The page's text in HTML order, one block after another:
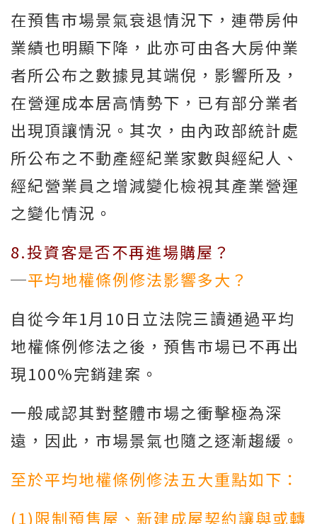
在預售市場景氣衰退情況下，連帶房仲
業績也明顯下降，此亦可由各大房仲業
者所公布之數據見其端倪，影響所及，
在營運成本居高情勢下，已有部分業者
出現頂讓情況。其次，由內政部統計處
所公布之不動產經紀業家數與經紀人、
經紀營業員之增減變化檢視其產業營運
之變化情況。
8.投資客是否不再進場購屋？
─平均地權條例修法影響多大？
自從今年1月10日立法院三讀通過平均
地權條例修法之後，預售市場已不再出
現100%完銷建案。
一般咸認其對整體市場之衝擊極為深
遠，因此，市場景氣也隨之逐漸趨緩。
至於平均地權條例修法五大重點如下：
(1)限制預售屋、新建成屋契約讓與或轉